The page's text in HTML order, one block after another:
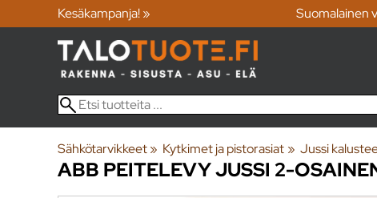
Kesäkampanja! » Suomalainen
Sähkötarvikkeet‪» Kytkimet ja pistorasiat ‪» Jussi
ABB PEITELEVY JUSSI 2-